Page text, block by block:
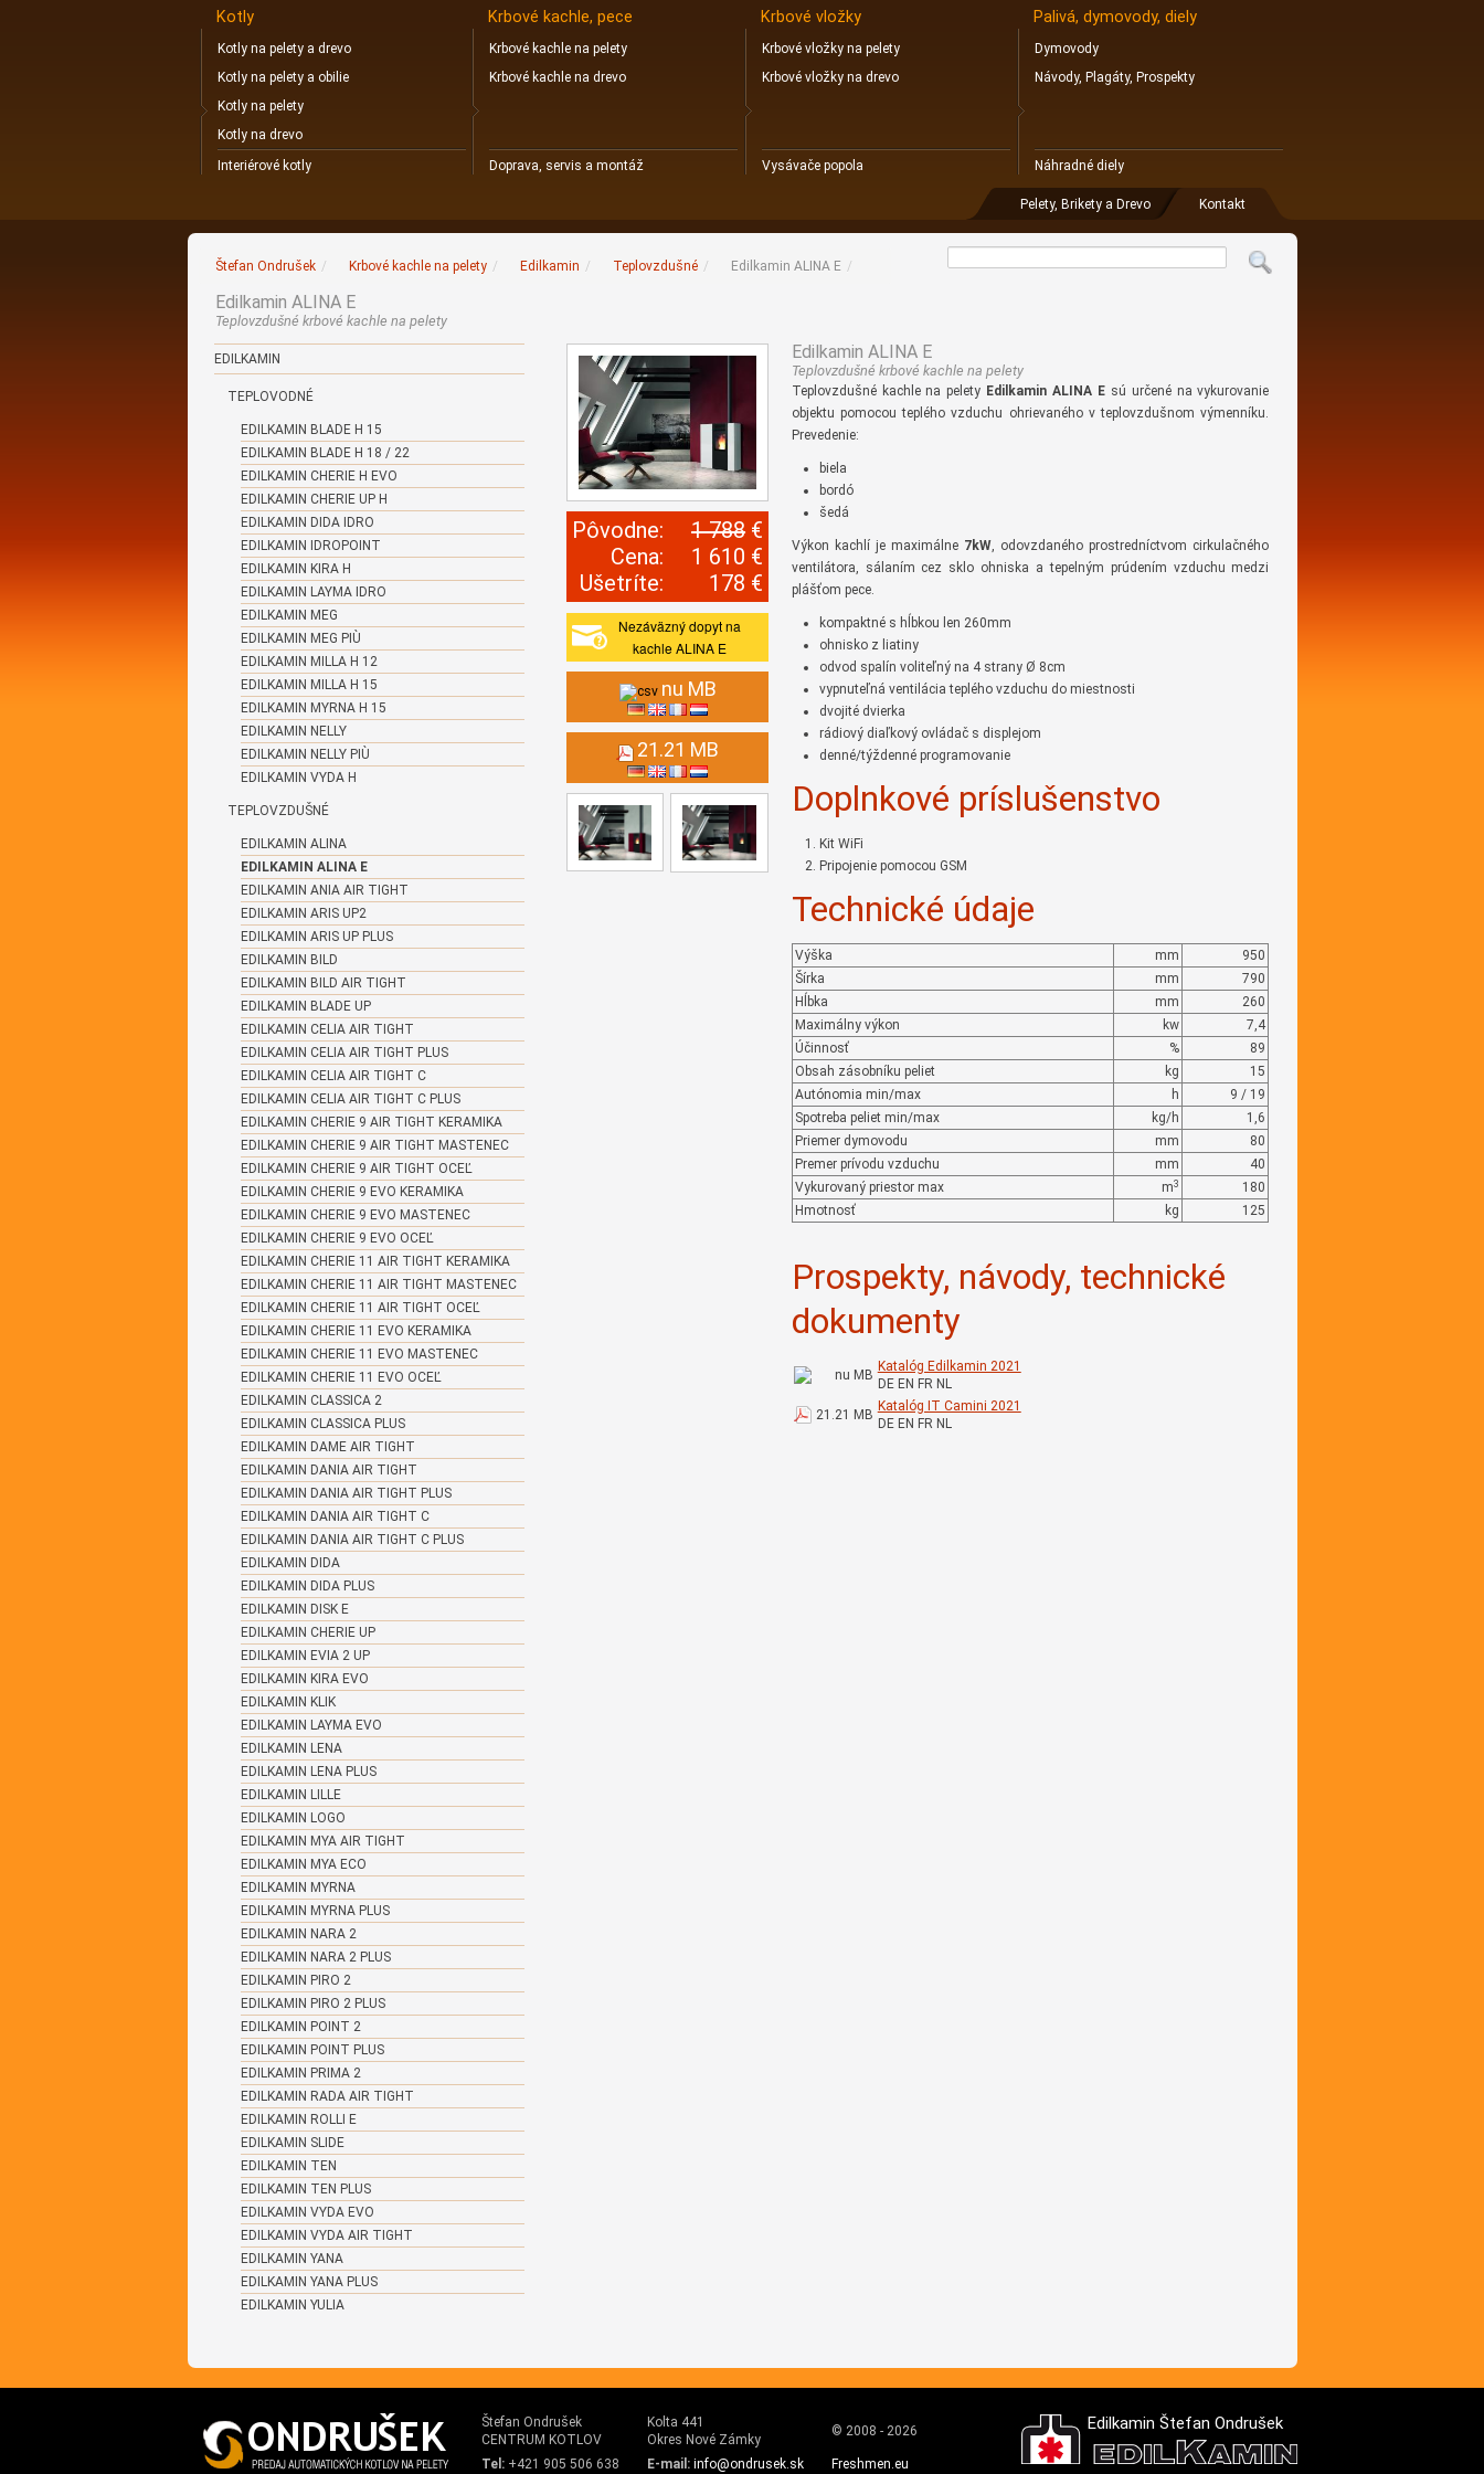
Kotly
Kotly na pelety a drevo
Kotly na pelety a obilie
Kotly na pelety
Kotly na drevo
Interiérové kotly
Krbové kachle, pece
Krbové kachle na pelety
Krbové kachle na drevo
Doprava, servis a montáž
Krbové vložky
Krbové vložky na pelety
Krbové vložky na drevo
Vysávače popola
Palivá, dymovody, diely
Dymovody
Náhradné diely
Pelety, Brikety a Drevo
Návody, Plagáty, Prospekty
Kontakt
Edilkamin ALINA E
Teplovzdušné krbové kachle na pelety
EDILKAMIN
TEPLOVODNÉ
EDILKAMIN BLADE H 15
EDILKAMIN BLADE H 18 / 22
EDILKAMIN CHERIE H EVO
EDILKAMIN CHERIE UP H
EDILKAMIN DIDA IDRO
EDILKAMIN IDROPOINT
EDILKAMIN KIRA H
EDILKAMIN LAYMA IDRO
EDILKAMIN MEG
EDILKAMIN MEG PIÙ
EDILKAMIN MILLA H 12
EDILKAMIN MILLA H 15
EDILKAMIN MYRNA H 15
EDILKAMIN NELLY
EDILKAMIN NELLY PIÙ
EDILKAMIN VYDA H
TEPLOVZDUŠNÉ
EDILKAMIN ALINA
EDILKAMIN ALINA E
EDILKAMIN ANIA AIR TIGHT
EDILKAMIN ARIS UP2
EDILKAMIN ARIS UP PLUS
EDILKAMIN BILD
EDILKAMIN BILD AIR TIGHT
EDILKAMIN BLADE UP
EDILKAMIN CELIA AIR TIGHT
EDILKAMIN CELIA AIR TIGHT PLUS
EDILKAMIN CELIA AIR TIGHT C
EDILKAMIN CELIA AIR TIGHT C PLUS
EDILKAMIN CHERIE 9 AIR TIGHT KERAMIKA
EDILKAMIN CHERIE 9 AIR TIGHT MASTENEC
EDILKAMIN CHERIE 9 AIR TIGHT OCEĽ
EDILKAMIN CHERIE 9 EVO KERAMIKA
EDILKAMIN CHERIE 9 EVO MASTENEC
EDILKAMIN CHERIE 9 EVO OCEĽ
EDILKAMIN CHERIE 11 AIR TIGHT KERAMIKA
EDILKAMIN CHERIE 11 AIR TIGHT MASTENEC
EDILKAMIN CHERIE 11 AIR TIGHT OCEĽ
EDILKAMIN CHERIE 11 EVO KERAMIKA
EDILKAMIN CHERIE 11 EVO MASTENEC
EDILKAMIN CHERIE 11 EVO OCEĽ
EDILKAMIN CLASSICA 2
EDILKAMIN CLASSICA PLUS
EDILKAMIN DAME AIR TIGHT
EDILKAMIN DANIA AIR TIGHT
EDILKAMIN DANIA AIR TIGHT PLUS
EDILKAMIN DANIA AIR TIGHT C
EDILKAMIN DANIA AIR TIGHT C PLUS
EDILKAMIN DIDA
EDILKAMIN DIDA PLUS
EDILKAMIN DISK E
EDILKAMIN CHERIE UP
EDILKAMIN EVIA 2 UP
EDILKAMIN KIRA EVO
EDILKAMIN KLIK
EDILKAMIN LAYMA EVO
EDILKAMIN LENA
EDILKAMIN LENA PLUS
EDILKAMIN LILLE
EDILKAMIN LOGO
EDILKAMIN MYA AIR TIGHT
EDILKAMIN MYA ECO
EDILKAMIN MYRNA
EDILKAMIN MYRNA PLUS
EDILKAMIN NARA 2
EDILKAMIN NARA 2 PLUS
EDILKAMIN PIRO 2
EDILKAMIN PIRO 2 PLUS
EDILKAMIN POINT 2
EDILKAMIN POINT PLUS
EDILKAMIN PRIMA 2
EDILKAMIN RADA AIR TIGHT
EDILKAMIN ROLLI E
EDILKAMIN SLIDE
EDILKAMIN TEN
EDILKAMIN TEN PLUS
EDILKAMIN VYDA EVO
EDILKAMIN VYDA AIR TIGHT
EDILKAMIN YANA
EDILKAMIN YANA PLUS
EDILKAMIN YULIA
Štefan Ondrušek / Krbové kachle na pelety / Edilkamin / Teplovzdušné / Edilkamin ALINA E /
Pôvodne: 1 788 €
Cena:
1 610 €
Ušetríte:
178 €
Nezáväzný dopyt na
kachle ALINA E
nu MB
21.21 MB
Edilkamin ALINA E
Teplovzdušné krbové kachle na pelety
Teplovzdušné kachle na pelety Edilkamin ALINA Esú určené na vykurovanie
objektu pomocou teplého vzduchu ohrievaného v teplovzdušnom výmenníku.
Prevedenie:
biela
bordó
šedá
Výkon kachlí je maximálne 7kW, odovzdaného prostredníctvom cirkulačného
ventilátora, sálaním cez sklo ohniska a tepelným prúdením vzduchu medzi
plášťom pece.
kompaktné s hĺbkou len 260mm
ohnisko z liatiny
odvod spalín voliteľný na 4 strany Ø 8cm
vypnuteľná ventilácia teplého vzduchu do miestnosti
dvojité dvierka
rádiový diaľkový ovládač s displejom
denné/týždenné programovanie
Doplnkové príslušenstvo
Kit WiFi
Pripojenie pomocou GSM
Technické údaje
Výška mm
950
Šírka
mm
790
Hĺbka
mm
260
Maximálny výkon
kw
7,4
Účinnosť
%
89
Obsah zásobníku peliet
kg
15
Autónomia min/max
h
9 / 19
Spotreba peliet min/max
kg/h
1,6
Priemer dymovodu
mm
80
Premer prívodu vzduchu
mm
40
Vykurovaný priestor max
m3
180
Hmotnosť
kg 125
Prospekty, návody, technické
dokumenty
nu MB
Katalóg Edilkamin 2021
DE EN FR NL
21.21 MB
Katalóg IT Camini 2021
DE EN FR NL
Štefan Ondrušek
CENTRUM KOTLOV
Kolta 441
Okres Nové Zámky
© 2008 - 2026
Tel: +421 905 506 638 E-mail: info@ondrusek.sk Freshmen.eu
Edilkamin Štefan Ondrušek